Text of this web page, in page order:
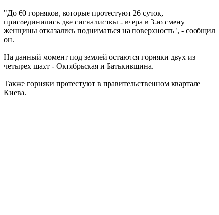
"До 60 горняков, которые протестуют 26 суток,
присоединились две сигналисткы - вчера в 3-ю смену
женщины отказались подниматься на поверхность", - сообщил
он.
На данный момент под землей остаются горняки двух из
четырех шахт - Октябрьская и Батькивщина.
Также горняки протестуют в правительственном квартале
Киева.